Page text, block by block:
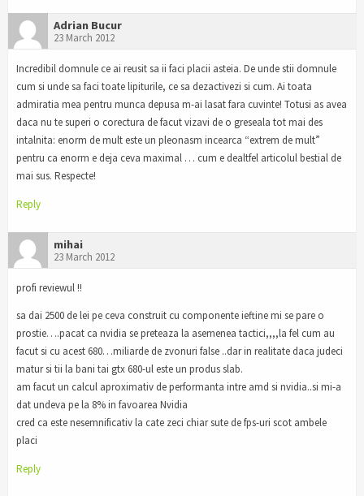
Adrian Bucur
23 March 2012
Incredibil domnule ce ai reusit sa ii faci placii asteia. De unde stii domnule
cum si unde sa faci toate lipiturile, ce sa dezactivezi si cum. Ai toata
admiratia mea pentru munca depusa m-ai lasat fara cuvinte! Totusi as avea
daca nu te superi o corectura de facut vizavi de o greseala tot mai des
intalnita: enorm de mult este un pleonasm incearca “extrem de mult”
pentru ca enorm e deja ceva maximal … cum e dealtfel articolul bestial de
mai sus. Respecte!
Reply
mihai
23 March 2012
profi reviewul !!
sa dai 2500 de lei pe ceva construit cu componente ieftine mi se pare o
prostie….pacat ca nvidia se preteaza la asemenea tactici,,,,la fel cum au
facut si cu acest 680…miliarde de zvonuri false ..dar in realitate daca judeci
matur si tii la bani tai gtx 680-ul este un produs slab.
am facut un calcul aproximativ de performanta intre amd si nvidia..si mi-a
dat undeva pe la 8% in favoarea Nvidia
cred ca este nesemnificativ la cate zeci chiar sute de fps-uri scot ambele
placi
Reply